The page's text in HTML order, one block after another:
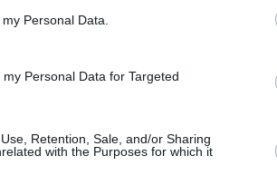
Personal Data.
Personal Data for Targeted
Retention, Sale, and/or Sharing
with the Purposes for which it
προσάρτηση των
ευχαρίστησε, από την
πλευράς ενώ
την επίσκεψη Δένδια.